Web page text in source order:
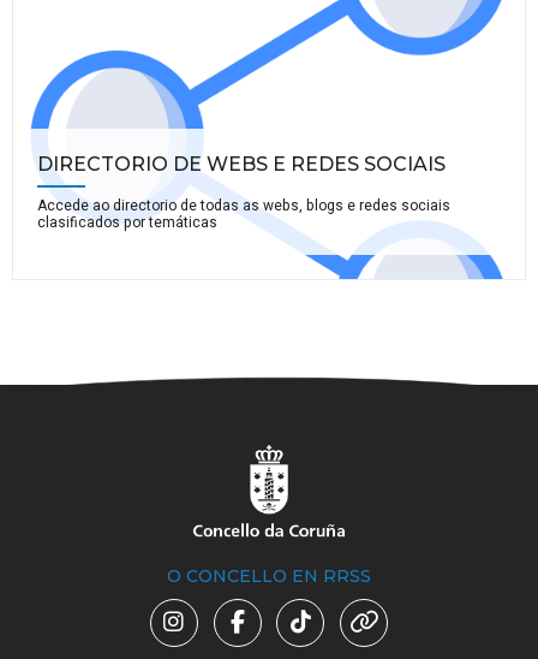
DIRECTORIO DE WEBS E REDES SOCIAIS
Accede ao directorio de todas as webs, blogs e redes sociais
clasificados por temáticas
O CONCELLO EN RRSS